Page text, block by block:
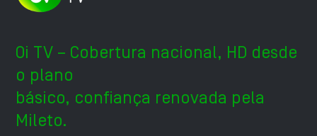
Oi TV – Cobertura nacional, HD desde
o plano
básico, confiança renovada pela
Mileto.